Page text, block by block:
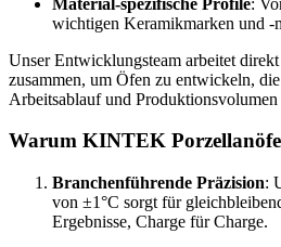
wichtigen Keramikmarken und -
Unser Entwicklungsteam arbeitet
zusammen, um Öfen zu entwickeln,
Arbeitsablauf und Produktionsvolumen
Warum KINTEK
Branchenführende Präzision:
von ±1°C sorgt für
Ergebnisse, Charge für Charge.